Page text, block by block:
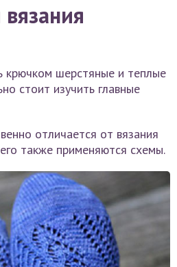
крючком шерстяные и теплые
стоит изучить главные
отличается от вязания
также применяются схемы.